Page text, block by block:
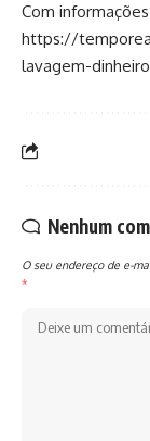
Com
https://
lavagem-
Nenhum
O seu endereço de e-
*